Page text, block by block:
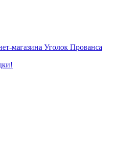
магазина Уголок Прованса